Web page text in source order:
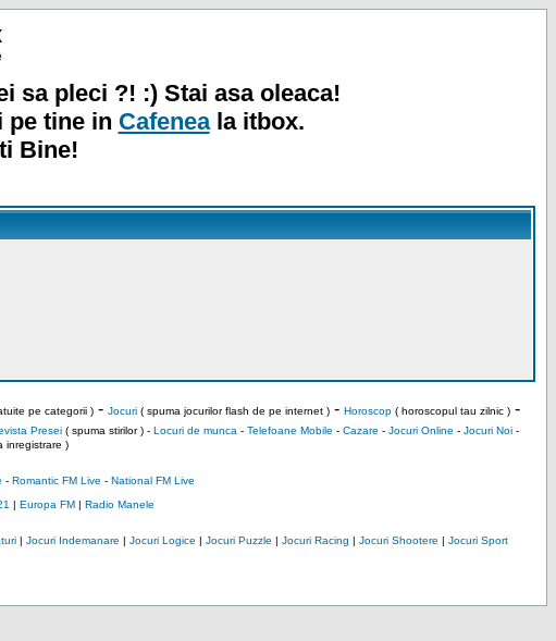
sa pleci ?! :) Stai asa oleaca!
pe tine in Cafeneala itbox.
Bine!
pe categorii )- Jocuri( spuma jocurilor flash de pe internet )- Horoscop( horoscopul tau zilnic )-
Presei( spuma stirilor ) - Locuri de munca - Telefoane Mobile - Cazare - Jocuri Online - Jocuri Noi-
inregistrare )
- Romantic FM Live - National FM Live
| Europa FM| Radio Manele
| Jocuri Indemanare | Jocuri Logice | Jocuri Puzzle | Jocuri Racing | Jocuri Shootere | Jocuri Sport